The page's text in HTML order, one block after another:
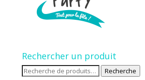
Rechercher un produit
Recherche
Recherche